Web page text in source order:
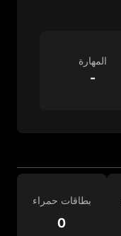
المهارة
-
بطاقات حمراء
0